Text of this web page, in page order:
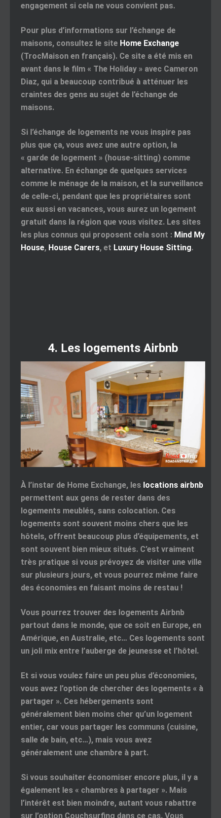
engagement si cela ne vous convient pas.
Pour plus d’informations sur l’échange de
maisons, consultez le site Home Exchange
(TrocMaison en français). Ce site a été mis en
avant dans le film « The Holiday » avec Cameron
Diaz, qui a beaucoup contribué à atténuer les
craintes des gens au sujet de l’échange de
maisons.
Si l’échange de logements ne vous inspire pas
plus que ça, vous avez une autre option, la
« garde de logement » (house-sitting) comme
alternative. En échange de quelques services
comme le ménage de la maison, et la surveillance
de celle-ci, pendant que les propriétaires sont
eux aussi en vacances, vous aurez un logement
gratuit dans la région que vous visitez. Les sites
les plus connus qui proposent cela sont : Mind My
House, House Carers, et Luxury House Sitting.
4. Les logements Airbnb
À l’instar de Home Exchange, les locations airbnb
permettent aux gens de rester dans des
logements meublés, sans colocation. Ces
logements sont souvent moins chers que les
hôtels, offrent beaucoup plus d’équipements, et
sont souvent bien mieux situés. C’est vraiment
très pratique si vous prévoyez de visiter une ville
sur plusieurs jours, et vous pourrez même faire
des économies en faisant moins de restau !
Vous pourrez trouver des logements Airbnb
partout dans le monde, que ce soit en Europe, en
Amérique, en Australie, etc… Ces logements sont
un joli mix entre l’auberge de jeunesse et l’hôtel.
Et si vous voulez faire un peu plus d’économies,
vous avez l’option de chercher des logements « à
partager ». Ces hébergements sont
généralement bien moins cher qu’un logement
entier, car vous partager les communs (cuisine,
salle de bain, etc…), mais vous avez
généralement une chambre à part.
Si vous souhaiter économiser encore plus, il y a
également les « chambres à partager ». Mais
l’intérêt est bien moindre, autant vous rabattre
sur l’option Couchsurfing dans ce cas. Vous